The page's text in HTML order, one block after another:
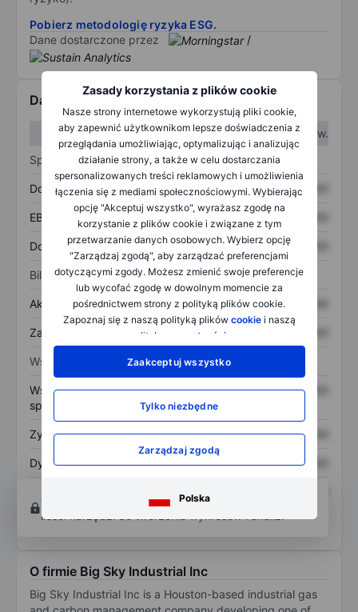
Zasady korzystania z plików cookie
Nasze strony internetowe wykorzystują pliki cookie,
aby zapewnić użytkownikom lepsze doświadczenia z
przeglądania umożliwiając, optymalizując i analizując
działanie strony, a także w celu dostarczania
spersonalizowanych treści reklamowych i umożliwienia
łączenia się z mediami społecznościowymi. Wybierając
opcję "Akceptuj wszystko", wyrażasz zgodę na
korzystanie z plików cookie i związane z tym
przetwarzanie danych osobowych. Wybierz opcję
"Zarządzaj zgodą", aby zarządzać preferencjami
dotyczącymi zgody. Możesz zmienić swoje preferencje
lub wycofać zgodę w dowolnym momencie za
pośrednictwem strony z polityką plików cookie.
Zapoznaj się z naszą polityką plików cookiei naszą
polityką
prywatności
Zaakceptuj wszystko
Tylko niezbędne
Zarządzaj zgodą
Polska
Pobierz metodologię ryzyka ESG.
Dane dostarczone przez
/
Dane finansowe
W I kw.
W II kw.
Sprawozdanie z zysków
Dochód XXXXXXX XXXXXXX
EBITDA XXXXXXX
Dochód netto XXXXXXX XXXXXXX
Bilans
Aktywa ogółem XXXXXXX XXXXXXX
Zadłużenie ogółem XXXXXXX
Wskaźniki
Współczynnik cena do
sprzedaży
XXXXXXX XXXXXXX
Zysk na akcję XXXXXXX XXXXXXX
Dywidenda na akcję XXXXXXX XXXXXXX
własnego
XXXXXXX
Otwórz konto
aby uzyskać dostęp do większej
ilości narzędzi do tworzenia wykresów i analiz.
O firmie Big Sky Industrial Inc
Big Sky Industrial Inc is a Houston-based industrial gas